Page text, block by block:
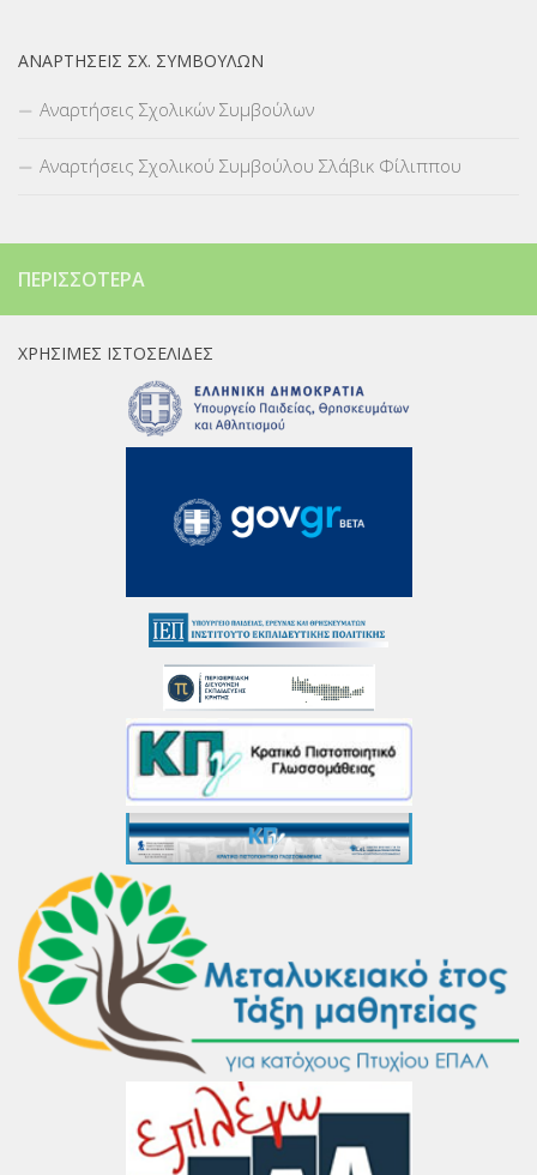
ΑΝΑΡΤΉΣΕΙΣ ΣΧ. ΣΥΜΒΟΎΛΩΝ
Αναρτήσεις Σχολικών Συμβούλων
Αναρτήσεις Σχολικού Συμβούλου Σλάβικ Φίλιππου
ΠΕΡΙΣΣΌΤΕΡΑ
ΧΡΉΣΙΜΕΣ ΙΣΤΟΣΕΛΊΔΕΣ